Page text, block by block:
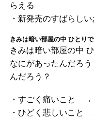
らえる
・新発売のすばら
きみは暗い部屋の中 ひとりで
きみは暗い部屋の中
なにがあったんだろ
んだろう？
・すごく痛いこと
・ひどく悲しいこ